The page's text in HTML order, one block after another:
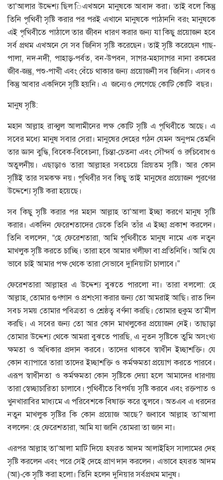
তা’আলার উদ্দেশ্য ছিল িএখঅনে মানুষকে আবাদ করা। তাই বলে কিন্তু
তিনি পৃথিবী সৃষ্টি করার পর পরই এখানে মানুষকে পাঠাননি বরং মানুষকে
এই পৃথিবীতে পাঠালে তার জীবন ধারণ করার জন্য যা কিছু প্রয়োজন হবে
সর্ব প্রথম এখঅনে সে সব জিনিস সৃষ্টি করেছেন। তাই সৃষ্টি করেছেন গাছ-
পালা, নদ-নদী, পাহাড়-পর্বত, বন-উপবন, সাগর-মহাসাগর নানা রকমের
জীব-জন্তু, পশু-পাখী এবং বেঁচে থাকার জন্য প্রয়োজনী সব জিনিস। এসবও
কিন্তু আবার একদিনে সৃষ্টি হয়নি। এ জন্যেও লেগেছে কোটি কোটি বছর।
মানুষ সৃষ্টি:
মহান আল্লাহ রাব্বুল আলামীনের লক্ষ কোটি সৃষ্টি এ পৃথিবীতে আছে। এ
সবের মধ্যে মানুষ সবার সেরা। মানুষের দেহের গঠন যেমন অনুপম তেমনি
তার জ্ঞান বুদ্ধি, বিবেক-বিবেচনা, চিন্তা-চেতনা এবং সৌন্দর্য ও রুচিবোধও
অতুলনীয়। এছাড়াও তারা আল্লাহর সবচেয়ে প্রিয়তম সৃষ্টি। আর কোন
সৃষ্টিই তার সমকক্ষ নয়। পৃথিবীর সব কিছু তাই মানুষের প্রয়োজন পূরণের
উদ্দেশ্যে সৃষ্টি করা হয়েছে।
সব কিছু সৃষ্টি করার পর মহান আল্লাহ তা’আলা ইচ্ছা করণে মানুষ সৃষ্টি
করার। একদিন ফেরেশতাদের ডেকে তিনি তাঁর এ ইচ্ছা প্রকাশ করলেন।
তিনি বললেন, “হে ফেরেশতারা, আমি পৃথিবীতে মানুষ নামে এক নতুন
মাখলুক সৃষ্টি করতে চাচ্ছি। তারা হবে আমার খলীফা বা প্রতিনিধি। আমি যে
ভাবে চাই আমার পক্ষ থেকে তারা সেভাবে দুানিয়াটা চালাবে।”
ফেরেশতারা আল্লাহর এ উদ্দেশ্য বুঝতে পারলো না। তারা বললো: হে
আল্লাহ, তোমার গুণগান ও প্রশংসা করার জন্য তো আমরাই আছি। রাত দিন
সবচ সময় তোমার পবিত্রতা ও শ্রেষ্ঠত্ব বর্ণনা করছি। তোমার হুকুম তা’মীল
করছি। এ সবের জন্য তো আর কোন মাখলুকের প্রয়োজন নেই। তাছাড়া
তোমার উদ্দেশ্য থেকে আমরা বুঝতে পারছি, এ নুতন সৃষ্টিকে তুমি অসংখ্য
ক্ষমতা ও অধিকার প্রদান করবে। তাদের থাকবে স্বাধীন ইচ্ছাশক্তি। যে
কোন ব্যাপারে তারা তাদের ইচ্ছাশক্তি ও কর্মক্ষমতা প্রয়োগ করতে পারবে।
এরূপ স্বাধীনতা ও কর্মক্ষমতা কোন সৃষ্টিকে দেয়া হলে আমাদের ধারণায়
তারা স্বেচ্ছাচারিতা চালাবে। পৃথিবীতে বিপর্যয় সৃষ্টি করবে এবং রক্তপাত ও
খুনখারাবির মাধ্যমে এ পরিবেশকে বিষাক্ত করে তুলবে। অতএব এ ধরনের
নতুন মাখলুক সৃষ্টির কি কোন প্রয়োজ আছে? জবাবে আল্লাহ তা’আলা
বললেন: হে ফেরেশতারা, আমি যা জানি তোমরা তা জান না।
এরপর আল্লাহ তা’আলা মাটি দিয়ে হযরত আদম আলাইহিস সালামের দেহ
সৃষ্টি করলেন এবং পরে সেই দেহে প্রাণ দান করলেন। এভাবে হযরত আদম
(আ)-কে সৃষ্টি করা হলো। তিনি হলেন দুনিয়ার সর্বপ্রথম মানুষ।